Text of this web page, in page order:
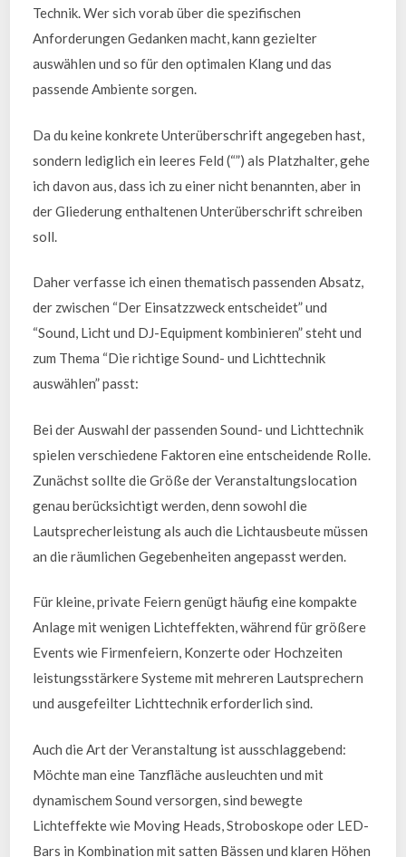
Technik. Wer sich vorab über die spezifischen
Anforderungen Gedanken macht, kann gezielter
auswählen und so für den optimalen Klang und das
passende Ambiente sorgen.
Da du keine konkrete Unterüberschrift angegeben hast,
sondern lediglich ein leeres Feld (“”) als Platzhalter, gehe
ich davon aus, dass ich zu einer nicht benannten, aber in
der Gliederung enthaltenen Unterüberschrift schreiben
soll.
Daher verfasse ich einen thematisch passenden Absatz,
der zwischen “Der Einsatzzweck entscheidet” und
“Sound, Licht und DJ-Equipment kombinieren” steht und
zum Thema “Die richtige Sound- und Lichttechnik
auswählen” passt:
Bei der Auswahl der passenden Sound- und Lichttechnik
spielen verschiedene Faktoren eine entscheidende Rolle.
Zunächst sollte die Größe der Veranstaltungslocation
genau berücksichtigt werden, denn sowohl die
Lautsprecherleistung als auch die Lichtausbeute müssen
an die räumlichen Gegebenheiten angepasst werden.
Für kleine, private Feiern genügt häufig eine kompakte
Anlage mit wenigen Lichteffekten, während für größere
Events wie Firmenfeiern, Konzerte oder Hochzeiten
leistungsstärkere Systeme mit mehreren Lautsprechern
und ausgefeilter Lichttechnik erforderlich sind.
Auch die Art der Veranstaltung ist ausschlaggebend:
Möchte man eine Tanzfläche ausleuchten und mit
dynamischem Sound versorgen, sind bewegte
Lichteffekte wie Moving Heads, Stroboskope oder LED-
Bars in Kombination mit satten Bässen und klaren Höhen